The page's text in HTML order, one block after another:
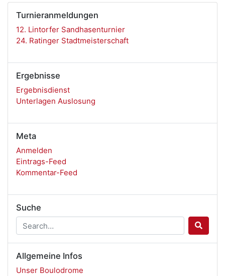
Turnieranmeldungen
12. Lintorfer Sandhasenturnier
24. Ratinger Stadtmeisterschaft
Ergebnisse
Ergebnisdienst
Unterlagen Auslosung
Meta
Anmelden
Eintrags-Feed
Kommentar-Feed
Suche
Allgemeine Infos
Unser Boulodrome